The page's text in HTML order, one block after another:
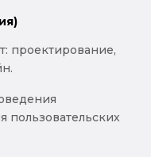
проектирование,
пользовательских